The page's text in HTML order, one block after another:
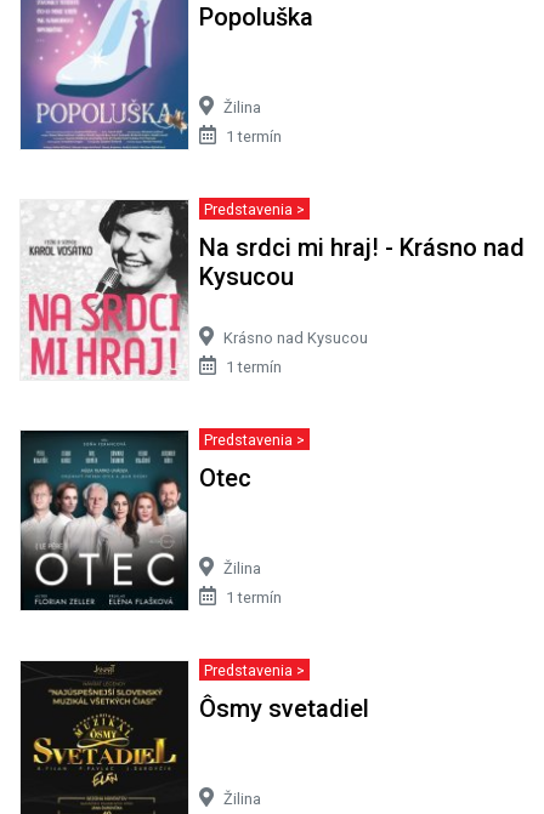
Popoluška
Žilina
1 termín
Predstavenia >
Na srdci mi hraj! - Krásno nad
Kysucou
Krásno nad Kysucou
1 termín
Predstavenia >
Otec
Žilina
1 termín
Predstavenia >
Ôsmy svetadiel
Žilina